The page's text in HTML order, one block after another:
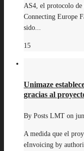
AS4, el protocolo de
Connecting Europe
sido...
15
Unimaze
gracias al
By Posts LMT on
A medida que el
eInvoicing by